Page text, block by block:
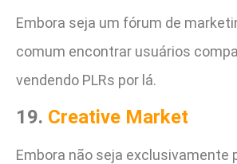
Embora seja um fórum de
comum encontrar usuários
vendendo PLRs por lá.
19. Creative Market
Embora não seja exclusivamente